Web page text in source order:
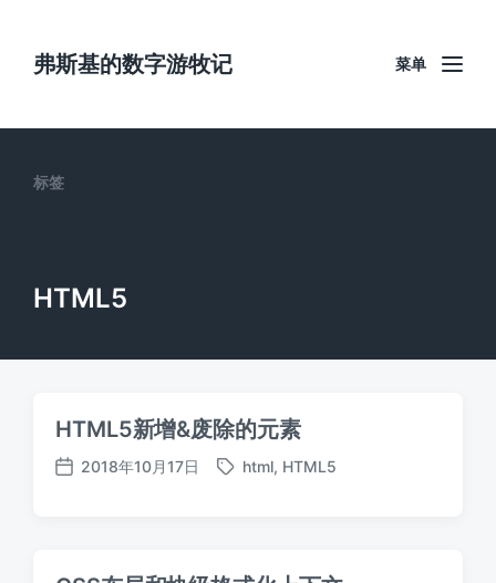
弗斯基的数字游牧记 菜单
标签
HTML5
HTML5新增&废除的元素
发
2018年10月17日
标
html, HTML5